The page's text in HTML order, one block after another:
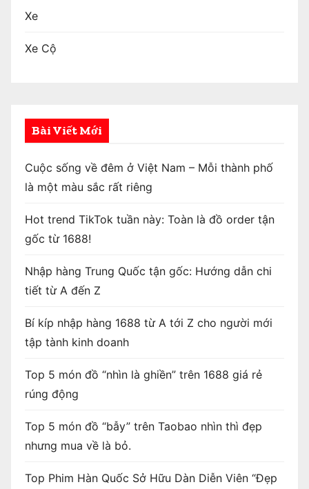
Xe
Xe Cộ
Bài Viết Mới
Cuộc sống về đêm ở Việt Nam – Mỗi thành phố
là một màu sắc rất riêng
Hot trend TikTok tuần này: Toàn là đồ order tận
gốc từ 1688!
Nhập hàng Trung Quốc tận gốc: Hướng dẫn chi
tiết từ A đến Z
Bí kíp nhập hàng 1688 từ A tới Z cho người mới
tập tành kinh doanh
Top 5 món đồ “nhìn là ghiền” trên 1688 giá rẻ
rúng động
Top 5 món đồ “bẫy” trên Taobao nhìn thì đẹp
nhưng mua về là bỏ.
Top Phim Hàn Quốc Sở Hữu Dàn Diễn Viên “Đẹp